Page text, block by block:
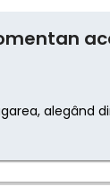
alegând